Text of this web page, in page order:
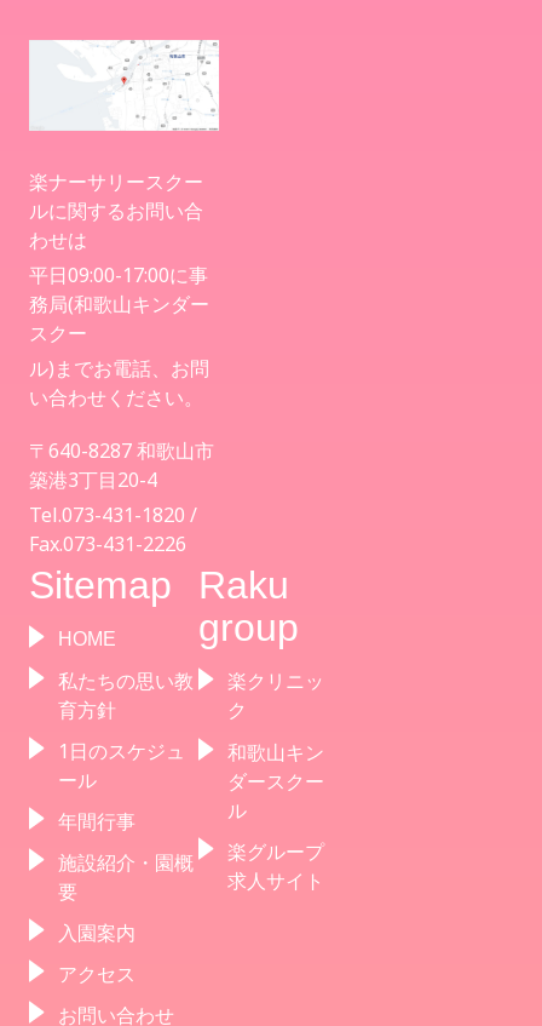
楽ナーサリースクー
ルに関するお問い合
わせは
平日09:00-17:00に事
務局(和歌山キンダー
スクー
ル)までお電話、お問
い合わせください。
〒640-8287 和歌山市
築港3丁目20-4
Tel.073-431-1820 /
Fax.073-431-2226
Sitemap
HOME
私たちの思い教
育方針
1日のスケジュ
ール
年間行事
施設紹介・園概
要
入園案内
アクセス
お問い合わせ
Raku
group
楽クリニッ
ク
和歌山キン
ダースクー
ル
楽グループ
求人サイト